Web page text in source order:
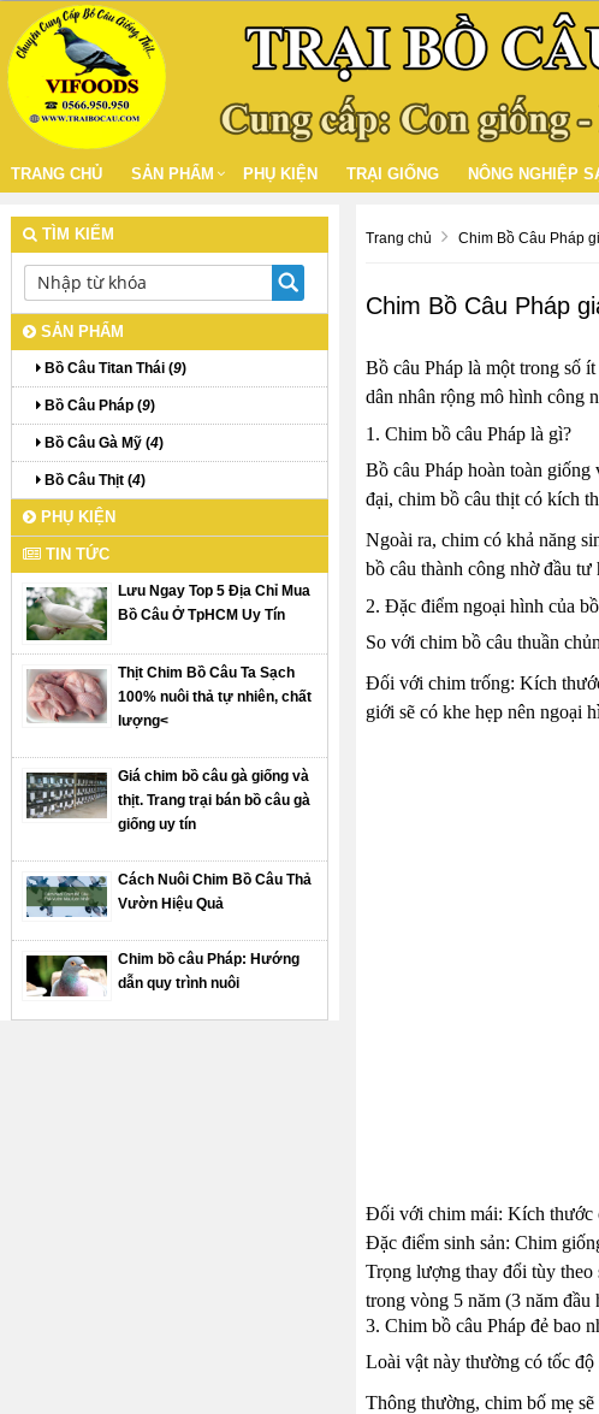
TRANG CHỦ SẢN PHẨM PHỤ KIỆN TRẠI GIỐNG NÔNG NGHIỆP
Trang chủ Chim Bồ Câu Pháp
Chim Bồ Câu Pháp
Bồ câu Pháp là một trong số
dân nhân rộng mô hình công
1. Chim bồ câu Pháp là gì?
Bồ câu Pháp hoàn toàn
đại, chim bồ câu thịt có kích
Ngoài ra, chim có khả năng
bồ câu thành công nhờ đầu
2. Đặc điểm ngoại hình của
So với chim bồ câu thuần
Đối với chim trống: Kích
giới sẽ có khe hẹp nên ngoại
Đối với chim mái: Kích thước
Đặc điểm sinh sản: Chim
Trọng lượng thay đổi tùy theo
trong vòng 5 năm (3 năm đầu
3. Chim bồ câu Pháp đẻ bao
Loài vật này thường có tốc
Thông thường, chim bố mẹ
TÌM KIẾM
SẢN PHẨM
Bồ Câu Titan Thái (9)
Bồ Câu Pháp (9)
Bồ Câu Gà Mỹ (4)
Bồ Câu Thịt (4)
PHỤ KIỆN
TIN TỨC
Lưu Ngay Top 5 Địa Chỉ Mua
Bồ Câu Ở TpHCM Uy Tín
Thịt Chim Bồ Câu Ta Sạch
100% nuôi thả tự nhiên, chất
lượng<
Giá chim bồ câu gà giống và
thịt. Trang trại bán bồ câu gà
giống uy tín
Cách Nuôi Chim Bồ Câu Thả
Vườn Hiệu Quả
Chim bồ câu Pháp: Hướng
dẫn quy trình nuôi